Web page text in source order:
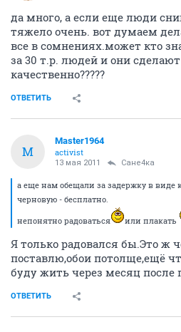
да много, а если еще люди
тяжело очень. вот думаем
все в сомнениях.может кто
за 30 т.р. людей и они
качественно?????
ОТВЕТИТЬ
M
Master1964
activist
13 мая 2011 Сане4ка
а еще нам обещали за задержку в виде
черновую - бесплатно.
непонятно радоваться
или плакать
Я только радовался бы.Это ж
поставлю,обои потолще,ещё
буду жить через месяц после
ОТВЕТИТЬ